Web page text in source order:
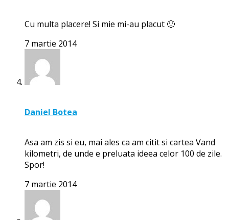
Cu multa placere! Si mie mi-au placut 🙂
7 martie 2014
Daniel Botea
Asa am zis si eu, mai ales ca am citit si cartea Vand
kilometri, de unde e preluata ideea celor 100 de zile.
Spor!
7 martie 2014